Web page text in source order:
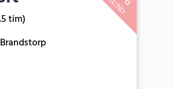
tim)